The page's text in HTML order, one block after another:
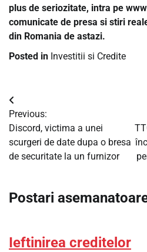
plus de seriozitate, intra pe
comunicate de presa si stiri
din Romania de astazi.
Posted in Investitii si Credite
Navigare
în
articole
Previous:
Discord, victima a unei
scurgeri de date dupa o bresa
de securitate la un furnizor
Postari
Ieftinirea creditelor